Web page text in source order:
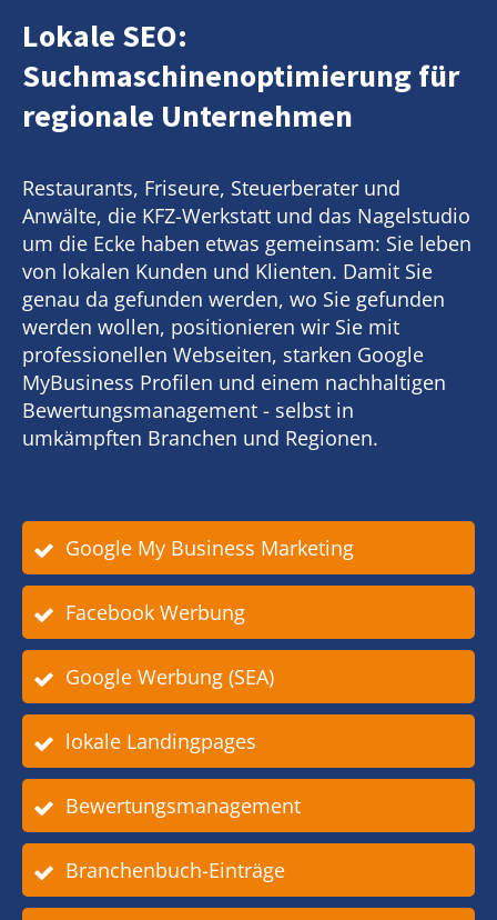
Lokale SEO:
Suchmaschinenoptimierung für
regionale Unternehmen
Restaurants, Friseure, Steuerberater und
Anwälte, die KFZ-Werkstatt und das Nagelstudio
um die Ecke haben etwas gemeinsam: Sie leben
von lokalen Kunden und Klienten. Damit Sie
genau da gefunden werden, wo Sie gefunden
werden wollen, positionieren wir Sie mit
professionellen Webseiten, starken Google
MyBusiness Profilen und einem nachhaltigen
Bewertungsmanagement - selbst in
umkämpften Branchen und Regionen.
Google My Business Marketing
Facebook Werbung
Google Werbung (SEA)
lokale Landingpages
Bewertungsmanagement
Branchenbuch-Einträge